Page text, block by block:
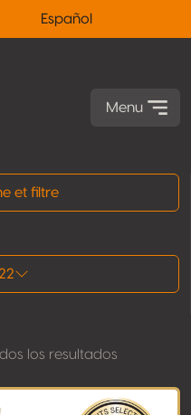
Español
Menu
et filtre
los resultados